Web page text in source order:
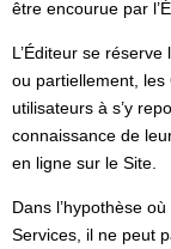
être encourue par
L’Éditeur se
ou partiellement,
utilisateurs à s’y
connaissance de
en ligne sur le Site.
Dans l’hypothèse
Services, il ne peut